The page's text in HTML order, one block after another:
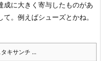
成に大きく寄与したものがあ
て。例えばシューズとかね。
キサンチ ...